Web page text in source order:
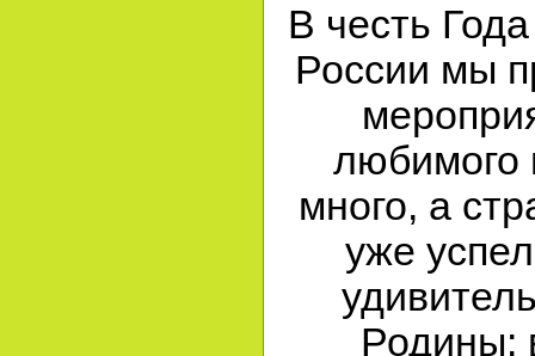
В честь
России мы
любимого
много, а
уже
Родины: